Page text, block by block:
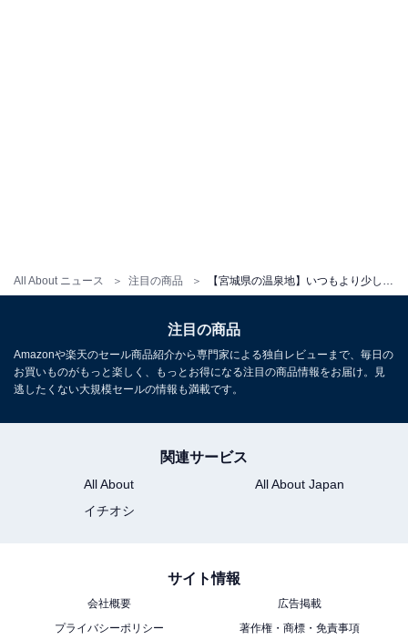
All About ニュース 注目の商品
所在地：宮城県仙台市太白区秋保町湯元字除26-1
交通手段：JR仙台駅東口より無料シャシャトルバス（予
約制）で約40分／仙台南ICより車で約15分
大人1名（参考価格）：2万4000円
チェックイン・チェックアウト
注目の商品
Amazonや楽天のセール商品紹介から専門家による独自レビューまで、毎日の
お買いものがもっと楽しく、もっとお得になる注目の商品情報をお届け。見
逃したくない大規模セールの情報も満載です。
関連サービス
All About
All About Japan
イチオシ
サイト情報
会社概要
広告掲載
プライバシーポリシー
著作権・商標・免責事項